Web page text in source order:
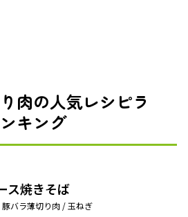
肉の人気レシピラ
ンキング
ス焼きそば
豚バラ薄切り肉 / 玉ねぎ